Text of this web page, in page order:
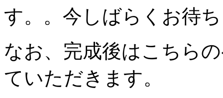
す。。今しばらくお待
なお、完成後はこちら
ていただきます。